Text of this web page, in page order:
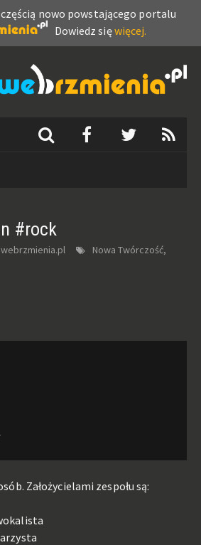
nowo powstającego portalu
Dowiedz sięwięcej.
#rock
Nowa Twórczość,
Założycielami zespołu są: